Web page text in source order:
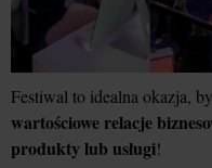
Festiwal to idealna okazja, by
wartościowe relacje
produkty lub usługi!